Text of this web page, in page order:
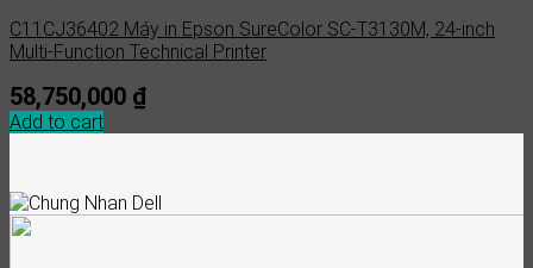
C11CJ36402 Máy in Epson SureColor SC-T3130M, 24-inch
Multi-Function Technical Printer
58,750,000 ₫
Add to cart